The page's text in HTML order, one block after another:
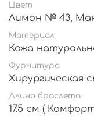
Цвет
Материал
Фурнитура
Хирургическая
Длина браслета
17.5 см (